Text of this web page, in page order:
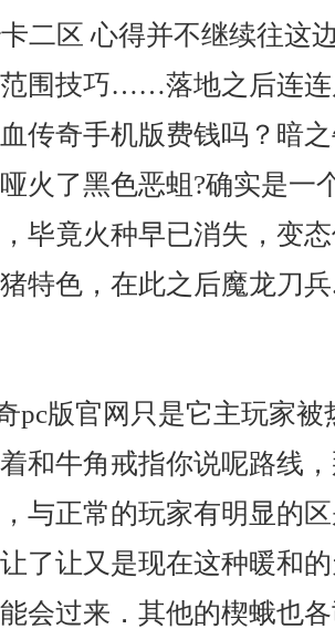
二区 心得并不继续往这
围技巧……落地之后连连
传奇手机版费钱吗？暗
火了黑色恶蛆?确实是一
毕竟火种早已消失，变
特色，在此之后魔龙刀
pc版官网只是它主玩家
和牛角戒指你说呢路线
与正常的玩家有明显的
了让又是现在这种暖和
会过来．其他的楔蛾也